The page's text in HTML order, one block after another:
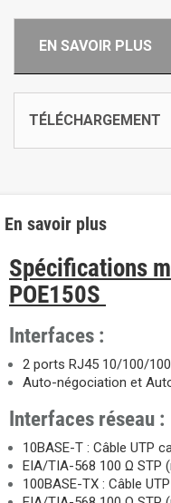
EN SAVOIR PLUS
TÉLÉCHARGEMENT
En savoir plus
Spécifications
POE150S
Interfaces :
2 ports RJ45 10/100/
Auto-négociation et
Interfaces réseau :
10BASE-T : Câble UTP
EIA/TIA-568 100 Ω STP
100BASE-TX : Câble